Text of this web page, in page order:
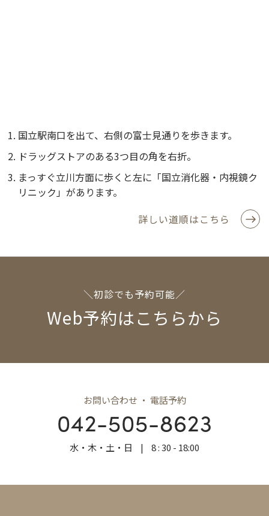
国立駅南口を出て、右側の富士見通りを歩きます。
ドラッグストアのある3つ目の角を右折。
まっすぐ立川方面に歩くと左に「国立消化器・内視鏡ク
リニック」があります。
詳しい道順はこちら
＼初診でも予約可能／
Web予約はこちらから
お問い合わせ ・ 電話予約
042-505-8623
水・木・土・日 | 8 : 30 - 18:00